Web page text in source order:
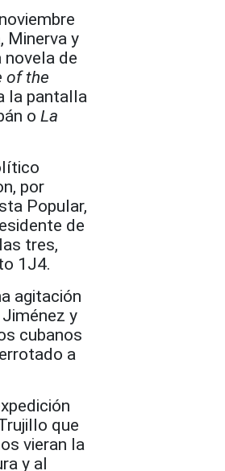
Minerva y
de
of the
la pantalla
o La
por
Popular,
de
tres,
1J4.
agitación
y
cubanos
a
que
vieran la
y al